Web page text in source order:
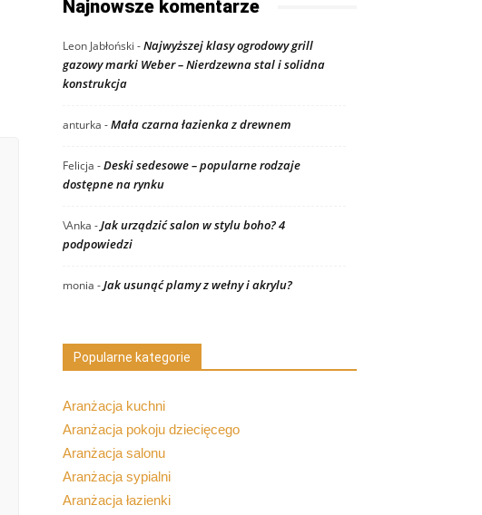
Najnowsze komentarze
Leon Jabłoński -Najwyższej klasy ogrodowy grill
gazowy marki Weber – Nierdzewna stal i solidna
konstrukcja
anturka -Mała czarna łazienka z drewnem
Felicja -Deski sedesowe – popularne rodzaje
dostępne na rynku
\Anka -Jak urządzić salon w stylu boho? 4
podpowiedzi
monia -Jak usunąć plamy z wełny i akrylu?
Popularne kategorie
Aranżacja kuchni
Aranżacja pokoju dziecięcego
Aranżacja salonu
Aranżacja sypialni
Aranżacja łazienki